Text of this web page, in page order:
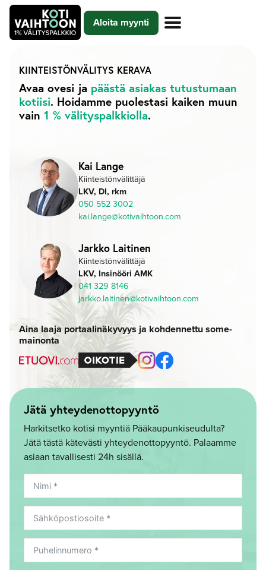
Siirry
sisältöön
Aloita myynti
KIINTEISTÖNVÄLITYS KERAVA
Avaa ovesi ja päästä asiakas tutustumaan
kotiisi. Hoidamme puolestasi kaiken muun
vain 1 % välityspalkkiolla.
Kai Lange
Kiinteistönvälittäjä
LKV, DI, rkm
050 552 3002
kai.lange@kotivaihtoon.com
Jarkko Laitinen
Kiinteistönvälittäjä
LKV, Insinööri AMK
041 329 8146
jarkko.laitinen@kotivaihtoon.com
Aina laaja portaalinäkyvyys ja kohdennettu some-
mainonta
Jätä yhteydenottopyyntö
Harkitsetko kotisi myyntiä Pääkaupunkiseudulta?
Jätä tästä kätevästi yhteydenottopyyntö. Palaamme
asiaan tavallisesti 24h sisällä.